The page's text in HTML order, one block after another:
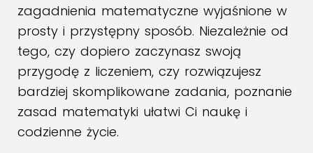
zagadnienia matematyczne wyjaśnione w
prosty i przystępny sposób. Niezależnie od
tego, czy dopiero zaczynasz swoją
przygodę z liczeniem, czy rozwiązujesz
bardziej skomplikowane zadania, poznanie
zasad matematyki ułatwi Ci naukę i
codzienne życie.